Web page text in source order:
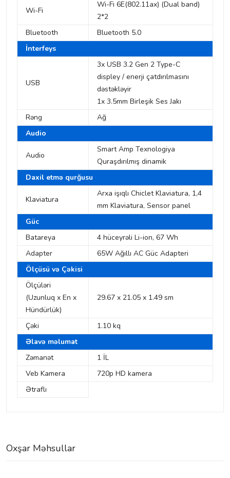
Wi-Fi
Wi-Fi 6E(802.11ax) (Dual band)
2*2
Bluetooth
Bluetooth 5.0
İnterfeys
USB
3x USB 3.2 Gen 2 Type-C
displey / enerji çatdırılmasını
dəstəkləyir
1x 3.5mm Birleşik Ses Jakı
Rəng
Ağ
Audio
Audio
Smart Amp Texnologiya
Quraşdırılmış dinamik
Daxil etmə qurğusu
Klaviatura
Arxa işıqlı Chiclet Klaviatura, 1,4
mm Klaviatura, Sensor panel
Güc
Batareya
4 hüceyrəli Li-ion, 67 Wh
Adapter
65W Ağıllı AC Güc Adapteri
Ölçüsü və Çəkisi
Ölçüləri
(Uzunluq x En x
Hündürlük)
29.67 x 21.05 x 1.49 sm
Çəki
1.10 kq
Əlavə məlumat
Zəmanət
1 İL
Veb Kamera
720p HD kamera
Ətraflı
Oxşar Məhsullar